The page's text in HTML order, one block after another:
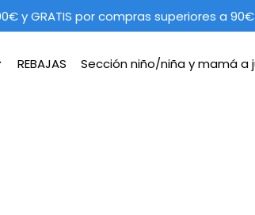
y GRATIS por compras superiores a
REBAJAS Sección niño/niña y mamá a